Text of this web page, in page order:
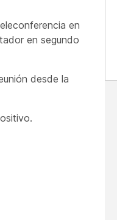
en
en segundo
desde la